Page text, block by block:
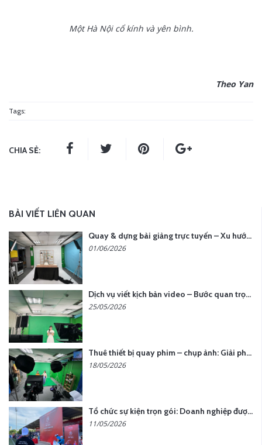
Một Hà Nội cổ kính và yên bình.
Theo Yan
Tags:
CHIA SẺ:
BÀI VIẾT LIÊN QUAN
Quay & dựng bài giảng trực tuyến – Xu hướng đào tạo thời đại số
01/06/2026
Dịch vụ viết kịch bản video – Bước quan trọng quyết định thành công nội dung
25/05/2026
Thuê thiết bị quay phim – chụp ảnh: Giải pháp tối ưu chi phí cho doanh nghiệp
18/05/2026
Tổ chức sự kiện trọn gói: Doanh nghiệp được gì khi chọn đơn vị chuyên nghiệp?
11/05/2026